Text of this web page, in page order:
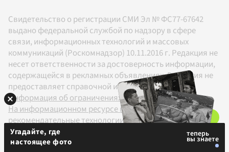
Свидетельство о регистрации СМИ Эл № ФС77-67642
выдано федеральной службой по надзору в сфере
связи, информационных технологий и массовых
коммуникаций (Роскомнадзор) 10.11.2016 г. Редакция не
несет ответственности за достоверность информации,
содержащейся в рекламных объявлениях. Редакция не
предоставляет справочной информации.
Информация об ограничениях
На информационном ресурсе применяются
рекомендательные технологии в соответствии с
Правилами
Угадайте, где
настоящее фото